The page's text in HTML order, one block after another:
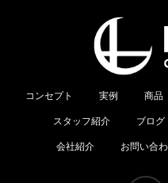
コンセプト 実例 商品
スタッフ紹介 ブログ
会社紹介 お問い合